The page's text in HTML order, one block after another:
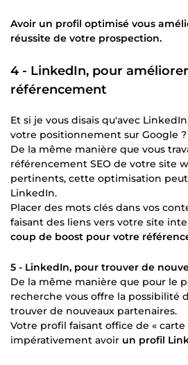
Avoir un profil optimisé vous
réussite de votre prospection.
4 - LinkedIn, pour
référencement
Et si je vous disais qu'avec
votre positionnement sur Google ?
De la même manière que vous
référencement SEO de votre site
pertinents, cette optimisation
LinkedIn.
Placer des mots clés dans vos
faisant des liens vers votre site
coup de boost pour votre
5 - LinkedIn, pour trouver de
De la même manière que pour le
recherche vous offre la possibilité
trouver de nouveaux partenaires.
Votre profil faisant office de « carte
impérativement avoir un profil